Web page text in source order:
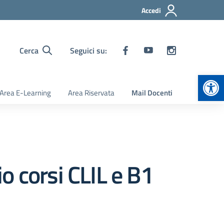
Accedi
Cerca Seguici su:
Area E-Learning Area Riservata Mail Docenti
corsi CLIL e B1